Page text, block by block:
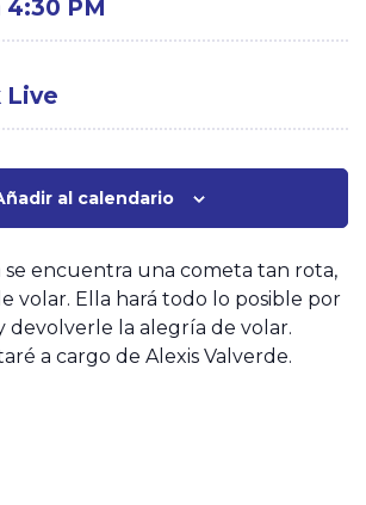
4:30 PM
Live
al calendario
se encuentra una cometa tan rota,
volar. Ella hará todo lo posible por
devolverle la alegría de volar.
a cargo de Alexis Valverde.